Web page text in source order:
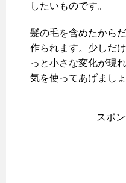
したいものです。
髪の毛を含めたから
作られます。少しだ
っと小さな変化が現
気を使ってあげましょ
スポ